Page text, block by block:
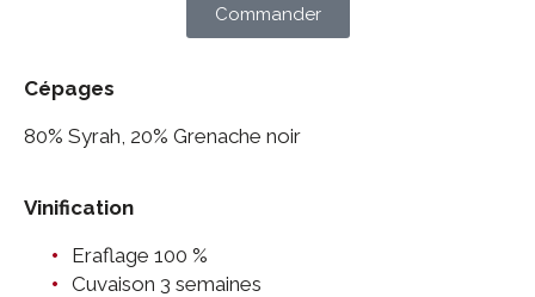
Commander
Cépages
80% Syrah, 20% Grenache noir
Vinification
Eraflage 100 %
Cuvaison 3 semaines